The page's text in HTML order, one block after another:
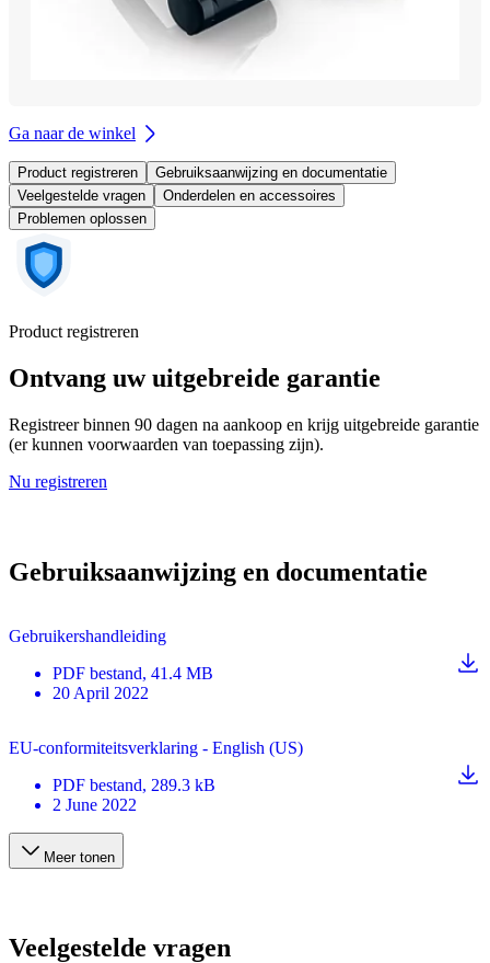
Ga naar de winkel
Product registreren
Gebruiksaanwijzing en documentatie
Veelgestelde vragen
Onderdelen en accessoires
Problemen oplossen
Product registreren
Ontvang uw uitgebreide garantie
Registreer binnen 90 dagen na aankoop en krijg uitgebreide garantie
(er kunnen voorwaarden van toepassing zijn).
Nu registreren
Gebruiksaanwijzing en documentatie
Gebruikershandleiding
PDF bestand, 41.4 MB
20 April 2022
EU-conformiteitsverklaring - English (US)
PDF bestand, 289.3 kB
2 June 2022
Meer tonen
Veelgestelde vragen